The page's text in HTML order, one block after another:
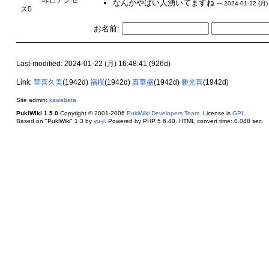
ス0
なんかやばい人湧いてますね --2024-01-22 (月
お名前:
Last-modified: 2024-01-22 (月) 16:48:41 (926d)
Link: 華喜久美(1942d) 福桜(1942d) 真華盛(1942d) 勝光喜(1942d)
Site admin: kawabata
PukiWiki 1.5.0Copyright © 2001-2006 PukiWiki Developers Team. License is GPL
Based on "PukiWiki" 1.3 by yu-ji. Powered by PHP 5.6.40. HTML convert time: 0.048 sec.